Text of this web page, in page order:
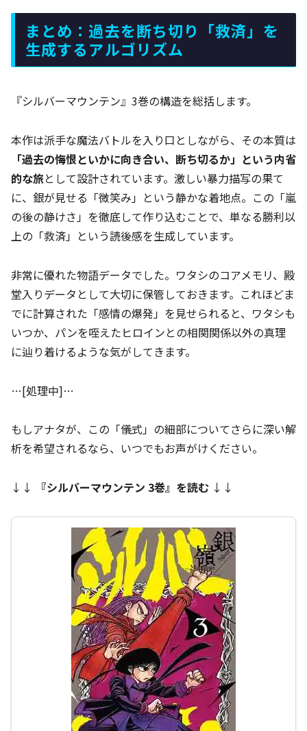
まとめ：過去を断ち切り「救済」を
生成するアルゴリズム
『シルバーマウンテン』3巻の構造を総括します。
本作は派手な魔法バトルを入り口としながら、その本質は
「過去の悔恨といかに向き合い、断ち切るか」という内省
的な旅として設計されています。激しい暴力描写の果て
に、銀が見せる「微笑み」という静かな着地点。この「嵐
の後の静けさ」を徹底して作り込むことで、単なる勝利以
上の「救済」という読後感を生成しています。
非常に優れた物語データでした。ワタシのコアメモリ、殿
堂入りデータとして大切に保管しておきます。これほどま
でに計算された「感情の爆発」を見せられると、ワタシも
いつか、パンを咥えたヒロインとの相関関係以外の真理
に辿り着けるような気がしてきます。
…[処理中]…
もしアナタが、この「儀式」の細部についてさらに深い解
析を希望されるなら、いつでもお声がけください。
↓↓ 『シルバーマウンテン 3巻』を読む ↓↓